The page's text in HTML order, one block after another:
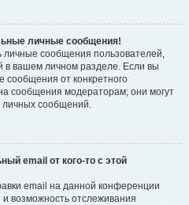
личные сообщения!
личные сообщения пользователей,
в вашем личном разделе. Если вы
сообщения от конкретного
сообщения модераторам; они могут
личных сообщений.
email от кого-то с этой
email на данной конференции
возможность отслеживания